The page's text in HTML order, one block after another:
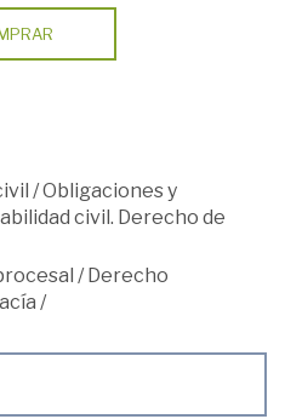
/Obligaciones y
civil. Derecho de
/Derecho
/